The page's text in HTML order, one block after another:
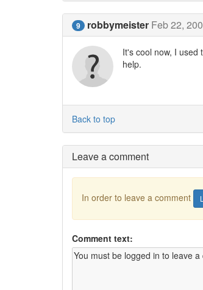
9 robbymeister Feb 22,
It's cool now, I used
help.
Back to top
Leave a comment
In order to leave a comment
Comment text: